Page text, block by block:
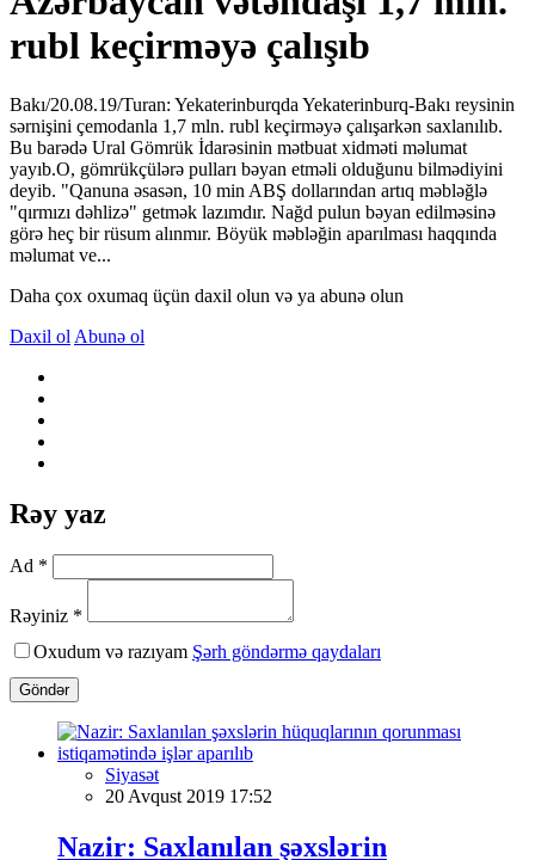
rubl keçirməyə çalışıb
Bakı/20.08.19/Turan: Yekaterinburqda Yekaterinburq-Bakı reysinin
sərnişini çemodanla 1,7 mln. rubl keçirməyə çalışarkən saxlanılıb.
Bu barədə Ural Gömrük İdarəsinin mətbuat xidməti məlumat
yayıb.O, gömrükçülərə pulları bəyan etməli olduğunu bilmədiyini
deyib. "Qanuna əsasən, 10 min ABŞ dollarından artıq məbləğlə
"qırmızı dəhlizə" getmək lazımdır. Nağd pulun bəyan edilməsinə
görə heç bir rüsum alınmır. Böyük məbləğin aparılması haqqında
məlumat ve...
Daha çox oxumaq üçün daxil olun və ya abunə olun
Daxil ol Abunə ol
Rəy yaz
Ad *
Rəyiniz *
Oxudum və razıyam Şərh göndərmə qaydaları
Göndər
Siyasət
20 Avqust 2019 17:52
Nazir: Saxlanılan şəxslərin